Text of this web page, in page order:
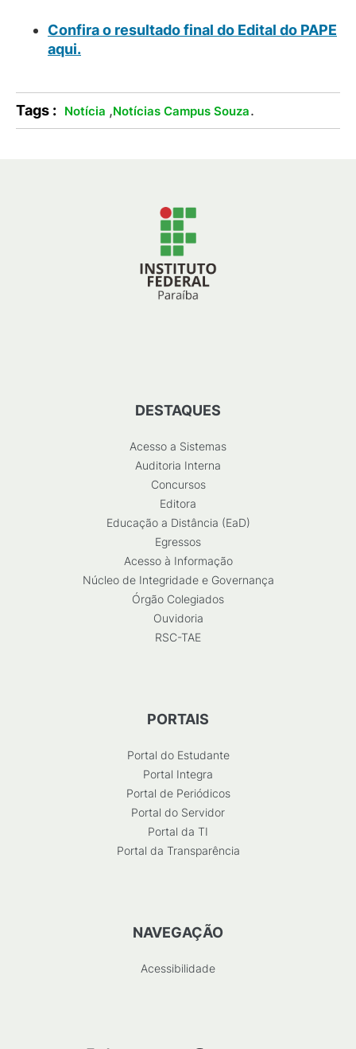
Confira o resultado final do Edital do PAPE
aqui.
Tags : Notícia ,Notícias Campus Souza.
DESTAQUES
Acesso a Sistemas
Auditoria Interna
Concursos
Editora
Educação a Distância (EaD)
Egressos
Acesso à Informação
Núcleo de Integridade e Governança
Órgão Colegiados
Ouvidoria
RSC-TAE
PORTAIS
Portal do Estudante
Portal Integra
Portal de Periódicos
Portal do Servidor
Portal da TI
Portal da Transparência
NAVEGAÇÃO
Acessibilidade